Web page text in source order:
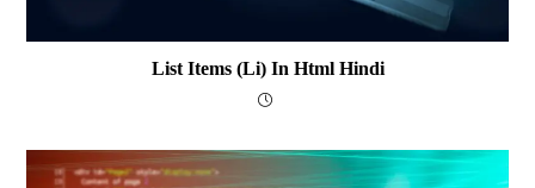
List Items (li) In Html Hindi